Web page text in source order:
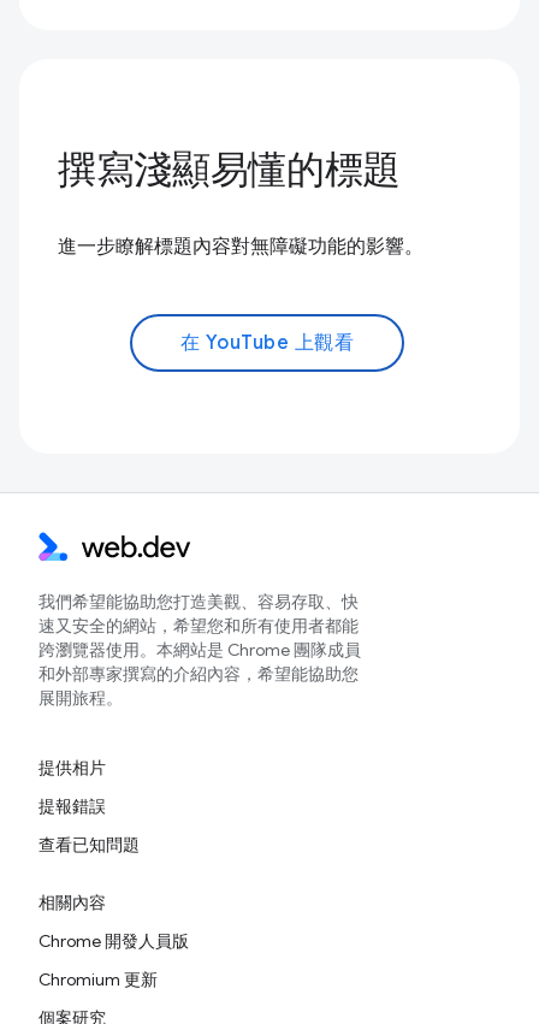
撰寫淺顯易懂的標題
進一步瞭解標題內容對無障礙功能的影響。
在 YouTube 上觀看
我們希望能協助您打造美觀、容易存取、快
速又安全的網站，希望您和所有使用者都能
跨瀏覽器使用。本網站是 Chrome 團隊成員
和外部專家撰寫的介紹內容，希望能協助您
展開旅程。
提供相片
提報錯誤
查看已知問題
相關內容
Chrome 開發人員版
Chromium 更新
個案研究